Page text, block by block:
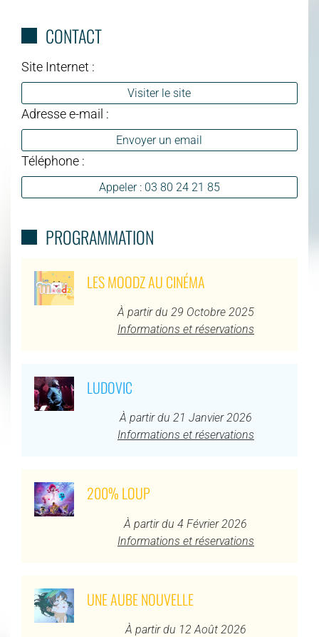
CONTACT
Site Internet :
Visiter le site
Adresse e-mail :
Envoyer un email
Téléphone :
Appeler : 03 80 24 21 85
PROGRAMMATION
LES MOODZ AU CINÉMA
À partir du 29 Octobre 2025
Informations et réservations
LUDOVIC
À partir du 21 Janvier 2026
Informations et réservations
200% LOUP
À partir du 4 Février 2026
Informations et réservations
UNE AUBE NOUVELLE
À partir du 12 Août 2026